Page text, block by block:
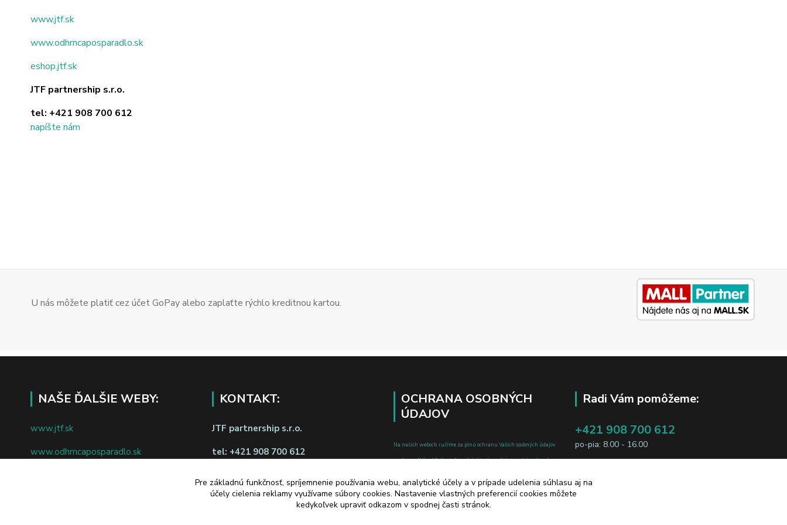
www.jtf.sk
www.odhrncaposparadlo.sk
eshop.jtf.sk
JTF partnership s.r.o.
tel: +421 908 700 612
napíšte nám
U nás môžete platiť cez účet GoPay alebo zaplaťte rýchlo kreditnou kartou.
NAŠE ĎALŠIE WEBY:
www.jtf.sk
www.odhrncaposparadlo.sk
KONTAKT:
JTF partnership s.r.o.
tel: +421 908 700 612
napíšte nám
Odstúpiť od zmluvy tu
OCHRANA OSOBNÝCH
ÚDAJOV
Na našich weboch ručíme za plnú ochranu Vašich osobných údajov
pred zneužitím. Všetky informácie, ktoré uvediete o svojej osobe, sú
a o zmene a doplnení niektorých zákonov.
Radi Vám pomôžeme:
+421 908 700 612
po-pia: 8.00 - 16.00
Pre základnú funkčnosť, spríjemnenie používania webu, analytické účely a v prípade udelenia súhlasu aj na
účely cielenia reklamy využívame súbory cookies. Nastavenie vlastných preferencií cookies môžete
kedykoľvek upraviť odkazom v spodnej časti stránok.